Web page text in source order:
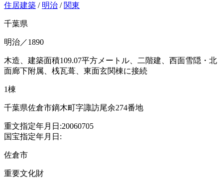
住居建築 / 明治 / 関東
千葉県
明治／1890
木造、建築面積109.07平方メートル、二階建、西面雪隠・北
面廊下附属、桟瓦葺、東面玄関棟に接続
1棟
千葉県佐倉市鏑木町字諏訪尾余274番地
重文指定年月日:20060705
国宝指定年月日:
佐倉市
重要文化財